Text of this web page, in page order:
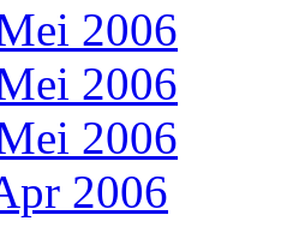
2006
2006
2006
2006